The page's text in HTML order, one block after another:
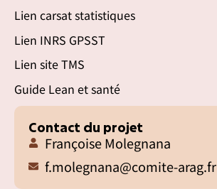
Lien carsat statistiques
Lien INRS GPSST
Lien site TMS
Guide Lean et santé
Contact du projet
Françoise Molegnana
f.molegnana@comite-arag.fr